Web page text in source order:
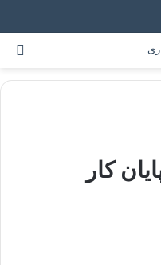
کار